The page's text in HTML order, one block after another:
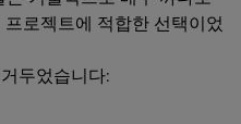
로젝트에 적합한 선택이었
두었습니다: